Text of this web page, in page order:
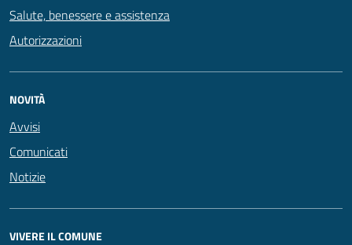
Salute, benessere e assistenza
Autorizzazioni
NOVITÀ
Avvisi
Comunicati
Notizie
VIVERE IL COMUNE